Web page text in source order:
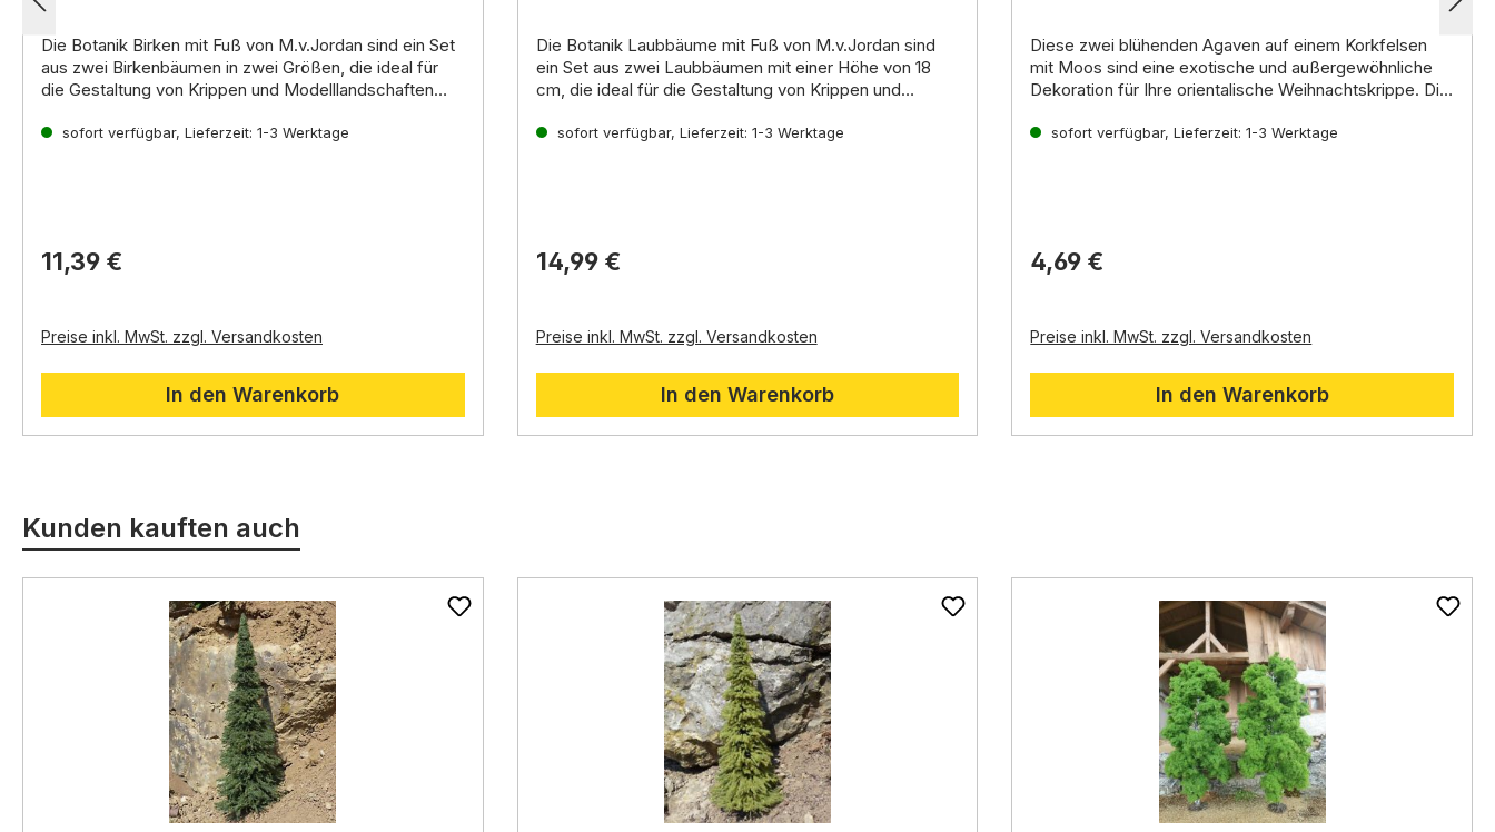
Die Botanik Birken mit Fuß von M.v.Jordan sind ein Set
aus zwei Birkenbäumen in zwei Größen, die ideal für
die Gestaltung von Krippen und Modelllandschaften
gefertigt,einem natürlichen Material,das für seine
sofort verfügbar, Lieferzeit: 1-3 Werktage
11,39 €
Preise inkl. MwSt. zzgl. Versandkosten
In den Warenkorb
Die Botanik Laubbäume mit Fuß von M.v.Jordan sind
ein Set aus zwei Laubbäumen mit einer Höhe von 18
cm, die ideal für die Gestaltung von Krippen und
Meerschaumgefertigt,einem natürlichen Material,
sofort verfügbar, Lieferzeit: 1-3 Werktage
14,99 €
Preise inkl. MwSt. zzgl. Versandkosten
In den Warenkorb
Diese zwei blühenden Agaven auf einem Korkfelsen
mit Moos sind eineexotische undaußergewöhnliche
Dekoration für Ihreorientalische Weihnachtskrippe. Die
und sehen sehr realistisch aus.
sofort verfügbar, Lieferzeit: 1-3 Werktage
4,69 €
Preise inkl. MwSt. zzgl. Versandkosten
In den Warenkorb
Kunden kauften auch